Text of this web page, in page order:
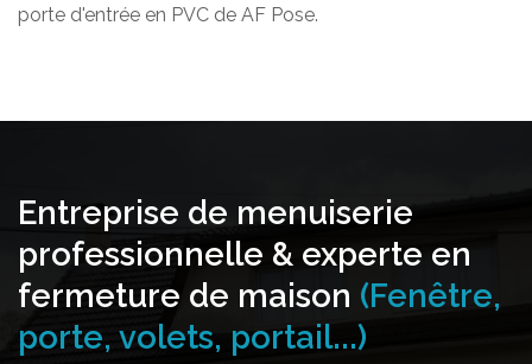
porte d'entrée en PVC de AF Pose.
Entreprise de menuiserie
professionnelle & experte en
fermeture de maison (Fenêtre,
porte, volets, portail...)